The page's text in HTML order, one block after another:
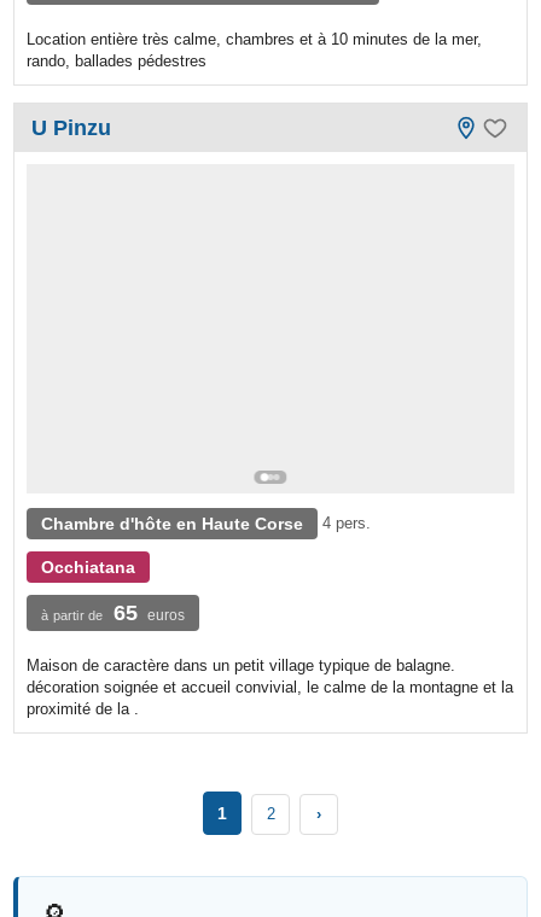
Location entière très calme, chambres et à 10 minutes de la mer,
rando, ballades pédestres
U Pinzu
Chambre d'hôte en Haute Corse 4 pers.
Occhiatana
à partir de 65 euros
Maison de caractère dans un petit village typique de balagne.
décoration soignée et accueil convivial, le calme de la montagne et la
proximité de la .
1 2 ›